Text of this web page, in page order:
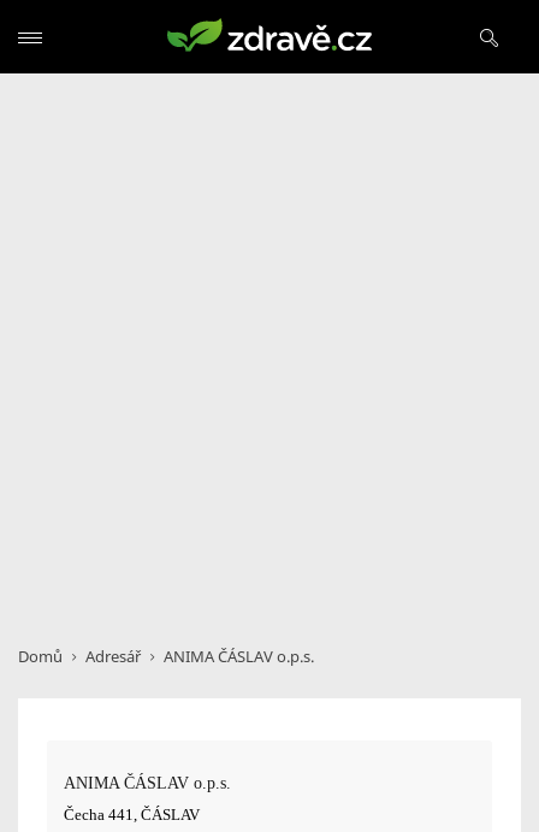
Domů Adresář ANIMA ČÁSLAV o.p.s.
ANIMA ČÁSLAV o.p.s.
Čecha 441, ČÁSLAV